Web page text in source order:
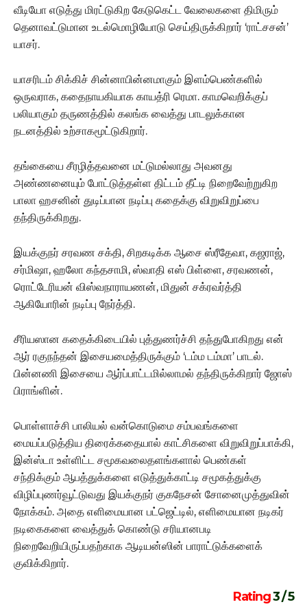
வீடியோ எடுத்து மிரட்டுகிற கேடுகெட்ட வேலைகளை திமிரும்
தெனாவட்டுமான உடல்மொழியோடு செய்திருக்கிறார் ‘ராட்சசன்’
யாசர்.
யாசரிடம் சிக்கிச் சின்னாபின்னமாகும் இளம்பெண்களில்
ஒருவராக, கதைநாயகியாக காயத்ரி ரெமா. காமவெறிக்குப்
பலியாகும் தருணத்தில் கலங்க வைத்து பாடலுக்கான
நடனத்தில் உற்சாகமூட்டுகிறார்.
தங்கையை சீரழித்தவனை மட்டுமல்லாது அவனது
அண்ணனையும் போட்டுத்தள்ள திட்டம் தீட்டி நிறைவேற்றுகிற
பாலா ஹசனின் துடிப்பான நடிப்பு கதைக்கு விறுவிறுப்பை
தந்திருக்கிறது.
இயக்குநர் சரவண சக்தி, சிறகடிக்க ஆசை ஸ்ரீதேவா, கஜராஜ்,
சர்மிஷா, ஹலோ கந்தசாமி, ஸ்வாதி எஸ் பிள்ளை, சரவணன்,
ரொட்டேரியன் விஸ்வநாராயணன், மிதுன் சக்ரவர்த்தி
ஆகியோரின் நடிப்பு நேர்த்தி.
சீரியஸான கதைக்கிடையில் புத்துணர்ச்சி தந்துபோகிறது என்
ஆர் ரகுநந்தன் இசையமைத்திருக்கும் ‘டம்ம டம்மா’ பாடல்.
பின்னணி இசையை ஆர்ப்பாட்டமில்லாமல் தந்திருக்கிறார் ஜோஸ்
பிராங்ளின்.
பொள்ளாச்சி பாலியல் வன்கொடுமை சம்பவங்களை
மையப்படுத்திய திரைக்கதையால் காட்சிகளை விறுவிறுப்பாக்கி,
இன்ஸ்டா உள்ளிட்ட சமூகவலைதளங்களால் பெண்கள்
சந்திக்கும் ஆபத்துக்களை எடுத்துக்காட்டி சமூகத்துக்கு
விழிப்புணர்வூட்டுவது இயக்குநர் குகநேசன் சோனைமுத்துவின்
நோக்கம். அதை எளிமையான பட்ஜெட்டில், எளிமையான நடிகர்
நடிகைகளை வைத்துக் கொண்டு சரியானபடி
நிறைவேறியிருப்பதற்காக ஆடியன்ஸின் பாராட்டுக்களைக்
குவிக்கிறார்.
Rating3 / 5